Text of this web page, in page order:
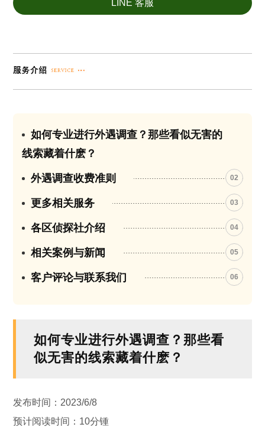
LINE 客服
如何专业进行外遇调查？那些看似无害的
线索藏着什麽？
外遇调查收费准则 02
更多相关服务 03
各区侦探社介绍 04
相关案例与新闻 05
客户评论与联系我们 06
如何专业进行外遇调查？那些看
似无害的线索藏着什麽？
发布时间：2023/6/8
预计阅读时间：10分锺